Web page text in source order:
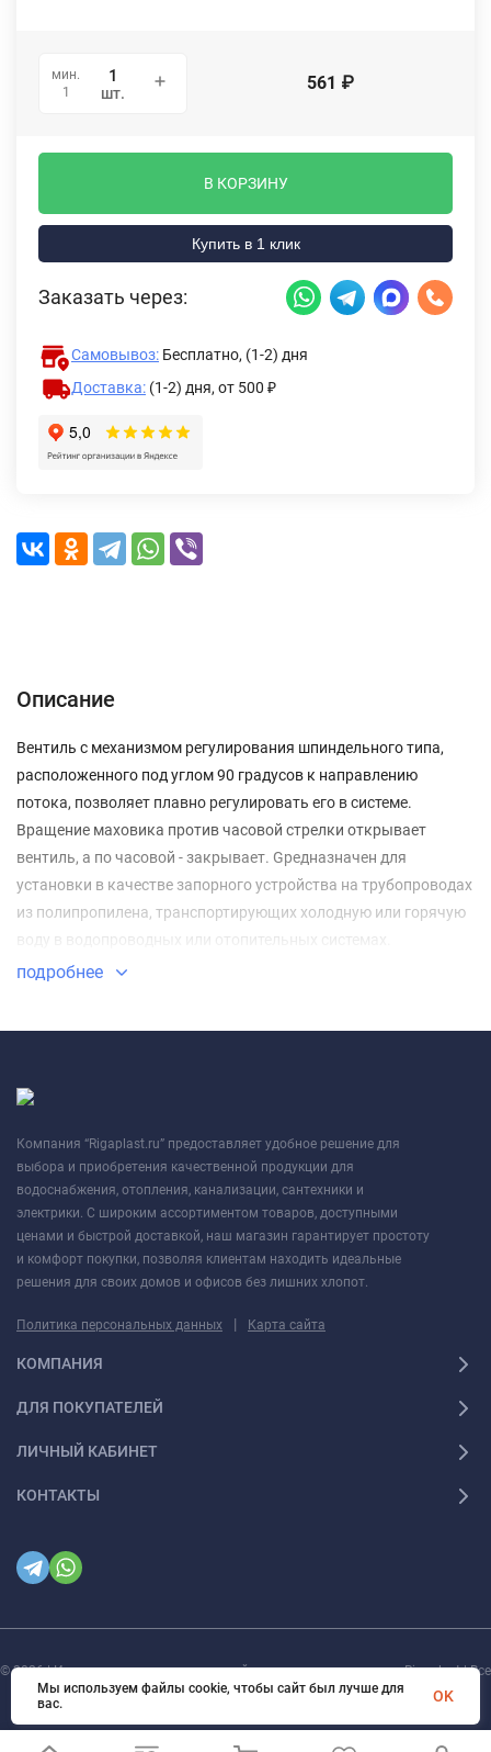
мин.
1
шт. 561 ₽
В КОРЗИНУ
Купить в 1 клик
Заказать через:
Самовывоз: Бесплатно, (1-2) дня
Доставка: (1-2) дня, от 500 ₽
Описание
Вентиль с механизмом регулирования шпиндельного типа,
расположенного под углом 90 градусов к направлению
потока, позволяет плавно регулировать его в системе.
Вращение маховика против часовой стрелки открывает
вентиль, а по часовой - закрывает. Gредназначен для
установки в качестве запорного устройства на трубопроводах
из полипропилена, транспортирующих холодную или горячую
воду в водопроводных или отопительных системах.
подробнее
Компания “Rigaplast.ru” предоставляет удобное решение для
выбора и приобретения качественной продукции для
водоснабжения, отопления, канализации, сантехники и
электрики. С широким ассортиментом товаров, доступными
ценами и быстрой доставкой, наш магазин гарантирует простоту
и комфорт покупки, позволяя клиентам находить идеальные
решения для своих домов и офисов без лишних хлопот.
Политика персональных данных | Карта сайта
КОМПАНИЯ
ДЛЯ ПОКУПАТЕЛЕЙ
ЛИЧНЫЙ КАБИНЕТ
КОНТАКТЫ
© 2026 | Интернет магазин инженерной сантехники и электрики Rigaplast | Все
права защищены
Мы используем файлы cookie, чтобы сайт был лучше для
вас.
OK